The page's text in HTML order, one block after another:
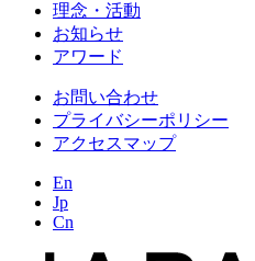
理念・活動
お知らせ
アワード
お問い合わせ
プライバシーポリシー
アクセスマップ
En
Jp
Cn